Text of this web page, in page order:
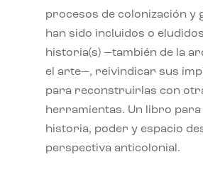
procesos de colonización y
han sido incluidos o
historia(s) —también de la
el arte—, reivindicar sus
para reconstruirlas con
herramientas. Un libro
historia, poder y espacio
perspectiva anticolonial.